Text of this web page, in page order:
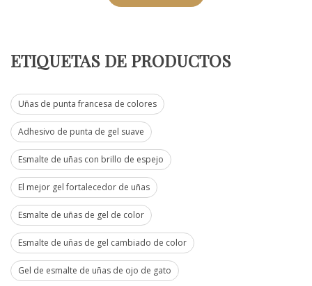
ETIQUETAS DE PRODUCTOS
Uñas de punta francesa de colores
Adhesivo de punta de gel suave
Esmalte de uñas con brillo de espejo
El mejor gel fortalecedor de uñas
Esmalte de uñas de gel de color
Esmalte de uñas de gel cambiado de color
Gel de esmalte de uñas de ojo de gato